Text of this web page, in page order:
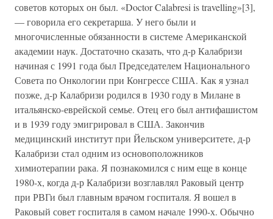
советов которых он был. «Doctor Calabresi is travelling»[3],
— говорила его секретарша. У него были и
многочисленные обязанности в системе Американской
академии наук. Достаточно сказать, что д-р Калабризи
начиная с 1991 года был Председателем Национального
Совета по Онкологии при Конгрессе США. Как я узнал
позже, д-р Калабризи родился в 1930 году в Милане в
итальянско-еврейской семье. Отец его был антифашистом
и в 1939 году эмигрировал в США. Закончив
медицинский институт при Йельском университете, д-р
Калабризи стал одним из основоположников
химиотерапии рака. Я познакомился с ним еще в конце
1980-х, когда д-р Калабризи возглавлял Раковый центр
при РВГи был главным врачом госпиталя. Я вошел в
Раковый совет госпиталя в самом начале 1990-х. Обычно